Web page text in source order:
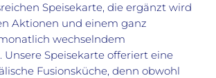
Speisekarte, die ergänzt wird
Aktionen und einem ganz
wechselndem
Unsere Speisekarte offeriert eine
Fusionsküche, denn obwohl